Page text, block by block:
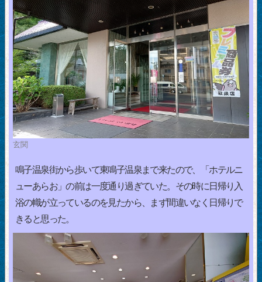
玄関
鳴子温泉街から歩いて東鳴子温泉まで来たので、「ホテルニ
ューあらお」の前は一度通り過ぎていた。その時に日帰り入
浴の幟が立っているのを見たから、まず間違いなく日帰りで
きると思った。